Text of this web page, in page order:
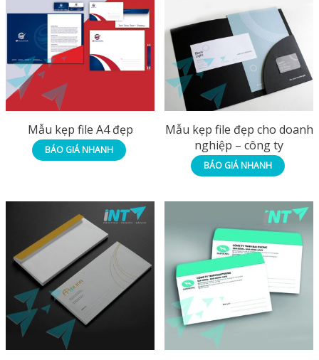
Mẫu kẹp file A4 đẹp
BÁO GIÁ NHANH
Mẫu kẹp file đẹp cho doanh
nghiệp – công ty
BÁO GIÁ NHANH